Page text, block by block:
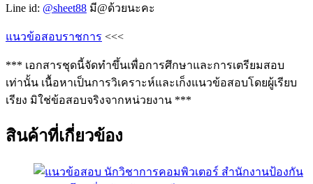
Line id: @sheet88 มี@ด้วยนะคะ
แนวข้อสอบราชการ <<<
*** เอกสารชุดนี้จัดทำขึ้นเพื่อการศึกษาและการเตรียมสอบ
เท่านั้น เนื้อหาเป็นการวิเคราะห์และเก็งแนวข้อสอบโดยผู้เรียบ
เรียง มิใช่ข้อสอบจริงจากหน่วยงาน ***
สินค้าที่เกี่ยวข้อง